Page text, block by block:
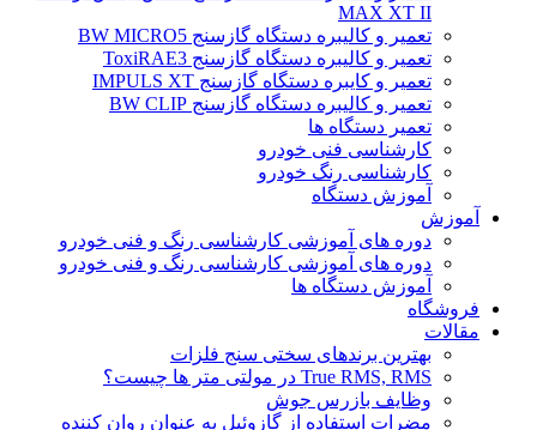
MAX XT II
تعمیر و کالیبره دستگاه گازسنج BW MICRO5
تعمیر و کالیبره دستگاه گازسنج ToxiRAE3
تعمیر و کایبره دستگاه گازسنج IMPULS XT
تعمیر و کالیبره دستگاه گازسنج BW CLIP
تعمیر دستگاه ها
کارشناسی فنی خودرو
کارشناسی رنگ خودرو
آموزش دستگاه
آموزش
دوره های آموزشی کارشناسی رنگ و فنی خودرو
دوره های آموزشی کارشناسی رنگ و فنی خودرو
آموزش دستگاه ها
فروشگاه
مقالات
بهترین برندهای سختی سنج فلزات
True RMS, RMS در مولتی متر ها چیست؟
وظایف بازرس جوش
مضرات استفاده از گازوئیل به عنوان روان کننده